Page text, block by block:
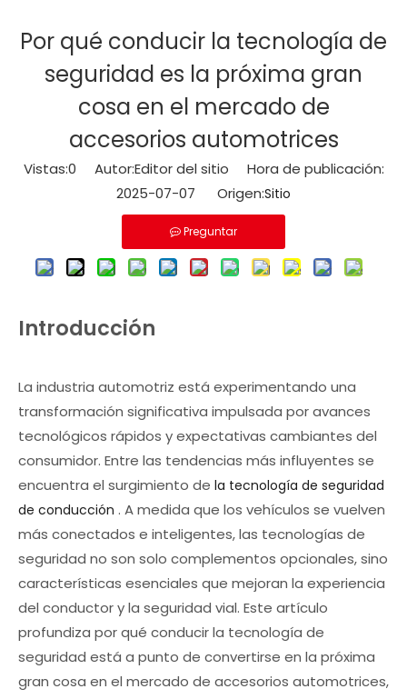
Por qué conducir la tecnología de
seguridad es la próxima gran
cosa en el mercado de
accesorios automotrices
Vistas:0 Autor:Editor del sitio Hora de publicación:
2025-07-07 Origen:Sitio
Preguntar
Introducción
La industria automotriz está experimentando una
transformación significativa impulsada por avances
tecnológicos rápidos y expectativas cambiantes del
consumidor. Entre las tendencias más influyentes se
encuentra el surgimiento de la tecnología de seguridad
de conducción . A medida que los vehículos se vuelven
más conectados e inteligentes, las tecnologías de
seguridad no son solo complementos opcionales, sino
características esenciales que mejoran la experiencia
del conductor y la seguridad vial. Este artículo
profundiza por qué conducir la tecnología de
seguridad está a punto de convertirse en la próxima
gran cosa en el mercado de accesorios automotrices,